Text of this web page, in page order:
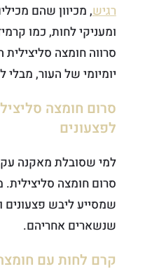
רגיש, מכיוון שהם
ומעניקי לחות, כמו
סרווה חומצה סליצילית
יומיומי של העור, מבלי
סרום חומצה
לפצעונים
למי שסובלת מאקנה
סרום חומצה
שמסייע ליבש
שנשארים אחריהם.
קרם לחות עם